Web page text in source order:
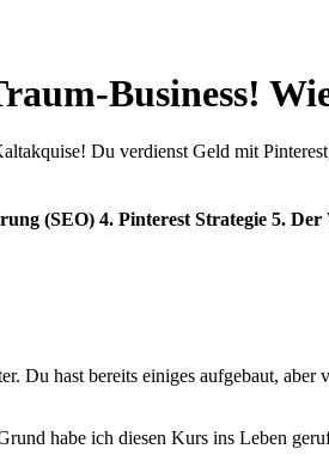
Business!
Du verdienst Geld mit
Du hast bereits einiges aufgebaut,
habe ich diesen Kurs ins Leben
(SEO) 4. Pinterest Strategie 5.